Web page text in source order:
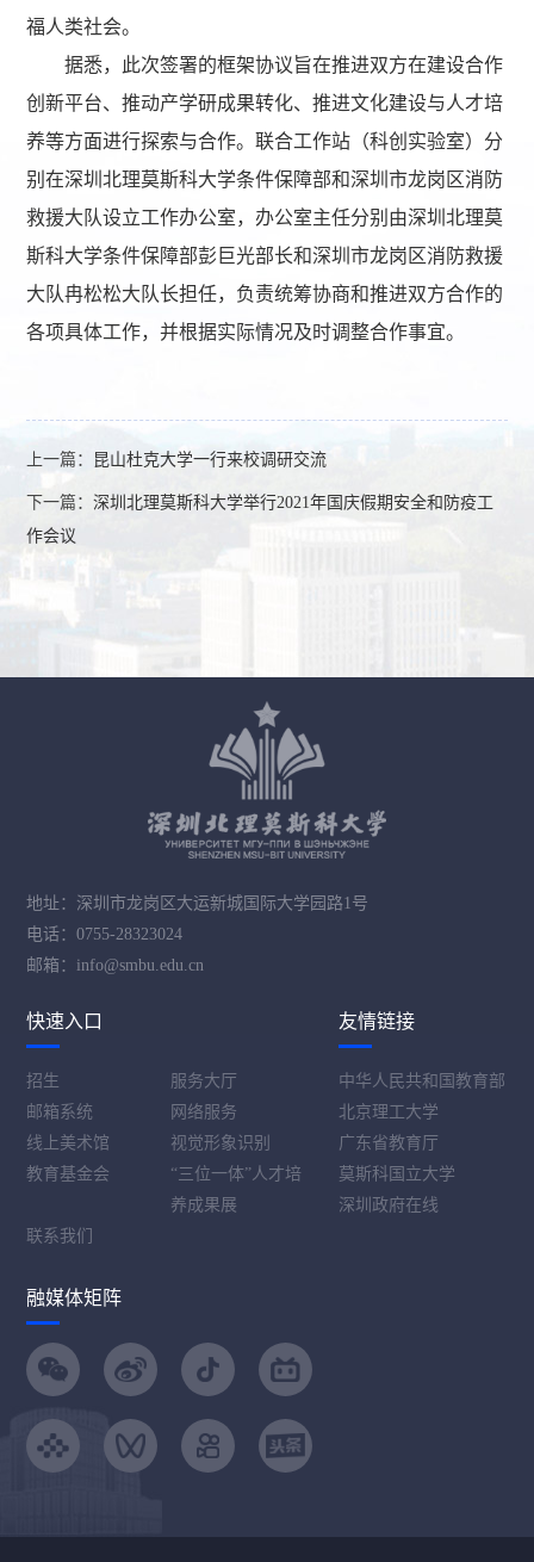
福人类社会。
据悉，此次签署的框架协议旨在推进双方在建设合作
创新平台、推动产学研成果转化、推进文化建设与人才培
养等方面进行探索与合作。联合工作站（科创实验室）分
别在深圳北理莫斯科大学条件保障部和深圳市龙岗区消防
救援大队设立工作办公室，办公室主任分别由深圳北理莫
斯科大学条件保障部彭巨光部长和深圳市龙岗区消防救援
大队冉松松大队长担任，负责统筹协商和推进双方合作的
各项具体工作，并根据实际情况及时调整合作事宜。
上一篇： 昆山杜克大学一行来校调研交流
下一篇：深圳北理莫斯科大学举行2021年国庆假期安全和防疫工
作会议
地址：深圳市龙岗区大运新城国际大学园路1号
电话：0755-28323024
邮箱：info@smbu.edu.cn
快速入口
招生
服务大厅
邮箱系统
网络服务
线上美术馆
视觉形象识别
教育基金会
“三位一体”人才培
养成果展
联系我们
友情链接
中华人民共和国教育部
北京理工大学
广东省教育厅
莫斯科国立大学
深圳政府在线
融媒体矩阵